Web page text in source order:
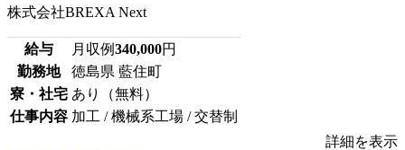
株式会社BREXA Next
給与 月収例340,000円
勤務地
徳島県 藍住町
寮・社宅 あり（無料）
仕事内容 加工 / 機械系工場 / 交替制
詳細を表示